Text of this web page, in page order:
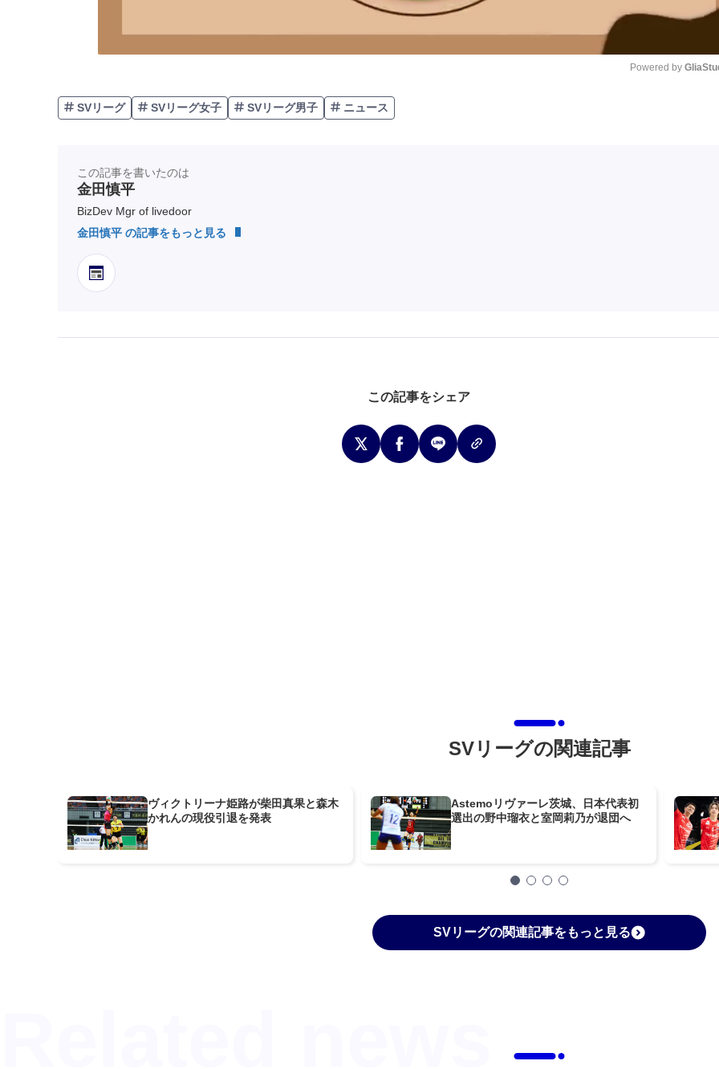
Powered by
SVリーグ SVリーグ女子 SVリーグ男子 ニュース
この記事を書いたのは
金田慎平
BizDev Mgr of livedoor
金田慎平 の記事をもっと見る
この記事をシェア
SVリーグの関連記事
ヴィクトリーナ姫路が柴田真果と森木
かれんの現役引退を発表
Astemoリヴァーレ茨城、日本代表初
選出の野中瑠衣と室岡莉乃が退団へ
SVリーグの関連記事をもっと見る